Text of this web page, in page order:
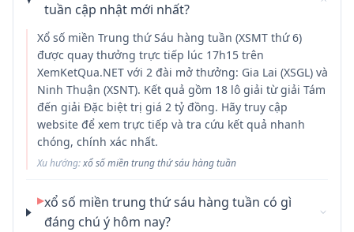
tuần cập nhật mới nhất?
Xổ số miền Trung thứ Sáu hàng tuần (XSMT thứ 6)
được quay thưởng trực tiếp lúc 17h15 trên
XemKetQua.NET với 2 đài mở thưởng: Gia Lai (XSGL) và
Ninh Thuận (XSNT). Kết quả gồm 18 lô giải từ giải Tám
đến giải Đặc biệt trị giá 2 tỷ đồng. Hãy truy cập
website để xem trực tiếp và tra cứu kết quả nhanh
chóng, chính xác nhất.
Xu hướng:xổ số miền trung thứ sáu hàng tuần
▶xổ số miền trung thứ sáu hàng tuần có gì
đáng chú ý hôm nay?